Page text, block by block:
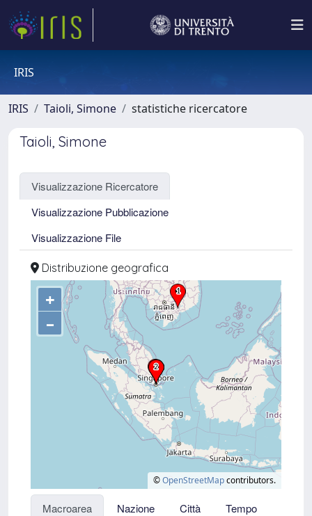
IRIS
IRIS Taioli, Simone statistiche ricercatore
Taioli, Simone
Visualizzazione Ricercatore
Visualizzazione Pubblicazione
Visualizzazione File
Distribuzione geografica
+
–
©OpenStreetMapcontributors.
Macroarea Nazione Città Tempo